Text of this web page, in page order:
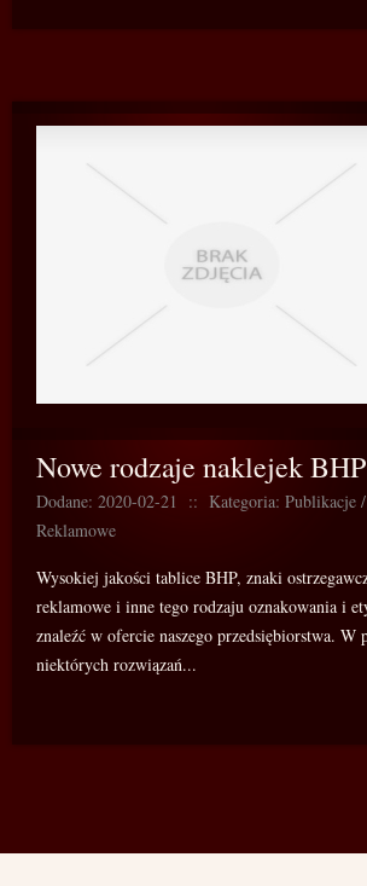
Nowe rodzaje naklejek BHP
Dodane: 2020-02-21 :: Kategoria: Publikacje
Reklamowe
Wysokiej jakości tablice BHP, znaki
reklamowe i inne tego rodzaju oznakowania i
znaleźć w ofercie naszego przedsiębiorstwa. W
niektórych rozwiązań...